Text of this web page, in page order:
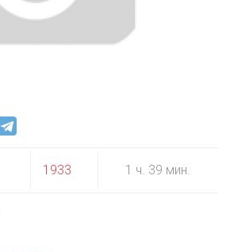
1933 1 ч. 39 мин.